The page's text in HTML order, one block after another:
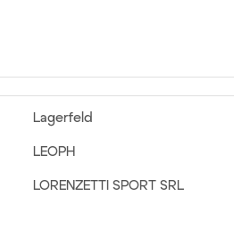
Lagerfeld
LEOPH
LORENZETTI SPORT SRL